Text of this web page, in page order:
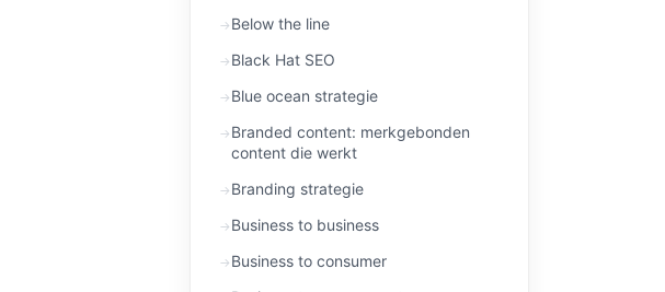
Below the line
Black Hat SEO
Blue ocean strategie
Branded content: merkgebonden
content die werkt
Branding strategie
Business to business
Business to consumer